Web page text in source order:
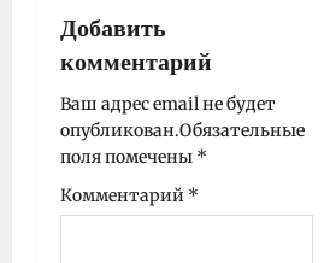
п
и
с
и
Добавить
комментарий
Ваш адрес email не будет
опубликован.Обязательные
поля помечены *
Комментарий *